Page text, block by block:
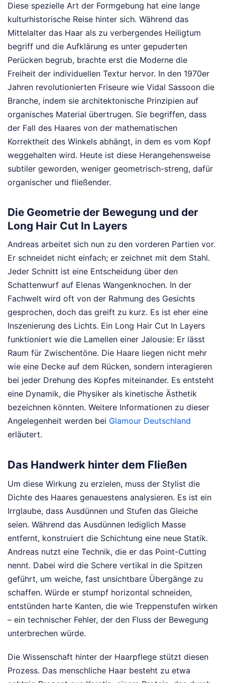
Diese spezielle Art der Formgebung hat eine lange
kulturhistorische Reise hinter sich. Während das
Mittelalter das Haar als zu verbergendes Heiligtum
begriff und die Aufklärung es unter gepuderten
Perücken begrub, brachte erst die Moderne die
Freiheit der individuellen Textur hervor. In den 1970er
Jahren revolutionierten Friseure wie Vidal Sassoon die
Branche, indem sie architektonische Prinzipien auf
organisches Material übertrugen. Sie begriffen, dass
der Fall des Haares von der mathematischen
Korrektheit des Winkels abhängt, in dem es vom Kopf
weggehalten wird. Heute ist diese Herangehensweise
subtiler geworden, weniger geometrisch-streng, dafür
organischer und fließender.
Die Geometrie der Bewegung und der
Long Hair Cut In Layers
Andreas arbeitet sich nun zu den vorderen Partien vor.
Er schneidet nicht einfach; er zeichnet mit dem Stahl.
Jeder Schnitt ist eine Entscheidung über den
Schattenwurf auf Elenas Wangenknochen. In der
Fachwelt wird oft von der Rahmung des Gesichts
gesprochen, doch das greift zu kurz. Es ist eher eine
Inszenierung des Lichts. Ein Long Hair Cut In Layers
funktioniert wie die Lamellen einer Jalousie: Er lässt
Raum für Zwischentöne. Die Haare liegen nicht mehr
wie eine Decke auf dem Rücken, sondern interagieren
bei jeder Drehung des Kopfes miteinander. Es entsteht
eine Dynamik, die Physiker als kinetische Ästhetik
bezeichnen könnten. Weitere Informationen zu dieser
Angelegenheit werden bei Glamour Deutschland
erläutert.
Das Handwerk hinter dem Fließen
Um diese Wirkung zu erzielen, muss der Stylist die
Dichte des Haares genauestens analysieren. Es ist ein
Irrglaube, dass Ausdünnen und Stufen das Gleiche
seien. Während das Ausdünnen lediglich Masse
entfernt, konstruiert die Schichtung eine neue Statik.
Andreas nutzt eine Technik, die er das Point-Cutting
nennt. Dabei wird die Schere vertikal in die Spitzen
geführt, um weiche, fast unsichtbare Übergänge zu
schaffen. Würde er stumpf horizontal schneiden,
entstünden harte Kanten, die wie Treppenstufen wirken
– ein technischer Fehler, der den Fluss der Bewegung
unterbrechen würde.
Die Wissenschaft hinter der Haarpflege stützt diesen
Prozess. Das menschliche Haar besteht zu etwa